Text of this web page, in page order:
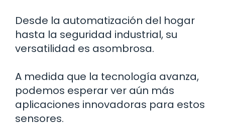
Desde la automatización del hogar
hasta la seguridad industrial, su
versatilidad es asombrosa.
A medida que la tecnología avanza,
podemos esperar ver aún más
aplicaciones innovadoras para estos
sensores.